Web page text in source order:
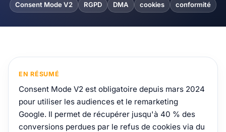
Consent Mode V2 RGPD DMA cookies conformité
EN RÉSUMÉ
Consent Mode V2 est obligatoire depuis mars 2024
pour utiliser les audiences et le remarketing
Google. Il permet de récupérer jusqu'à 40 % des
conversions perdues par le refus de cookies via du